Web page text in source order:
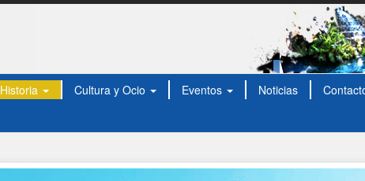
Historia Cultura y Ocio Eventos Noticias